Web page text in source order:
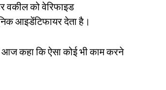
वकील को वेरिफाइड
आइडेंटिफायर देता है।
कहा कि ऐसा कोई भी काम करने